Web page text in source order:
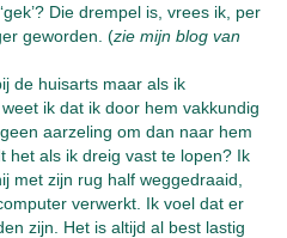
Die drempel is, vrees ik, per
geworden. (zie mijn blog van
de huisarts maar als ik
ik dat ik door hem vakkundig
aarzeling om dan naar hem
het als ik dreig vast te lopen? Ik
met zijn rug half weggedraaid,
verwerkt. Ik voel dat er
zijn. Het is altijd al best lastig